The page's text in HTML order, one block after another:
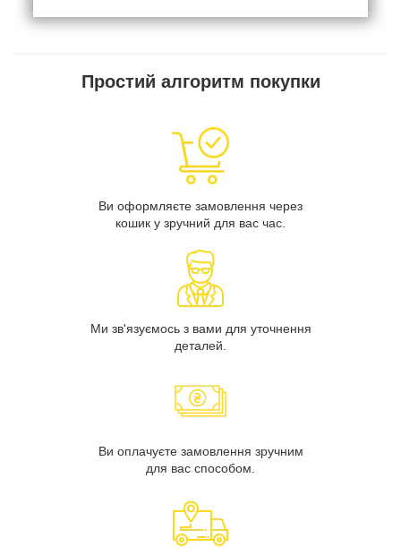
Простий алгоритм покупки
Ви оформляєте замовлення через
кошик у зручний для вас час.
Ми зв'язуємось з вами для уточнення
деталей.
Ви оплачуєте замовлення зручним
для вас способом.